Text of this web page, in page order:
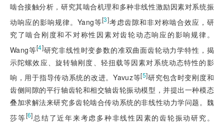
啮合接触分析，研究其啮合机理和多种非线性激励因素对系统振
动响应的影响规律。Yang等[3]考虑齿隙和非对称啮合效应，研
究了啮合刚度和不对称性因素对齿轮动态响应的影响规律。
Wang等[4]研究非线性时变参数的准双曲面齿轮动力学特性，揭
示陀螺效应、旋转轴刚度、轻扭载等因素对系统动态特性的影
响，用于指导传动系统的改进。Yavuz等[5]研究包含时变刚度和
齿侧间隙的平行轴齿轮和相交轴齿轮振动模型，并提出一种模态
叠加求解法来研究多齿轮啮合传动系统的非线性动力学问题。魏
莎等[6]总结了近年来考虑多种非线性因素的齿轮振动研究。